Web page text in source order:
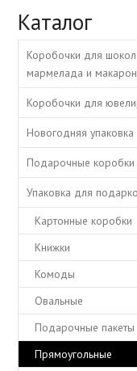
Каталог
Коробочки для
мармелада и
Коробочки для
Новогодняя упаковка
Подарочные коробки
Упаковка для
Картонные коробки
Книжки
Комоды
Овальные
Подарочные пакеты
Прямоугольные